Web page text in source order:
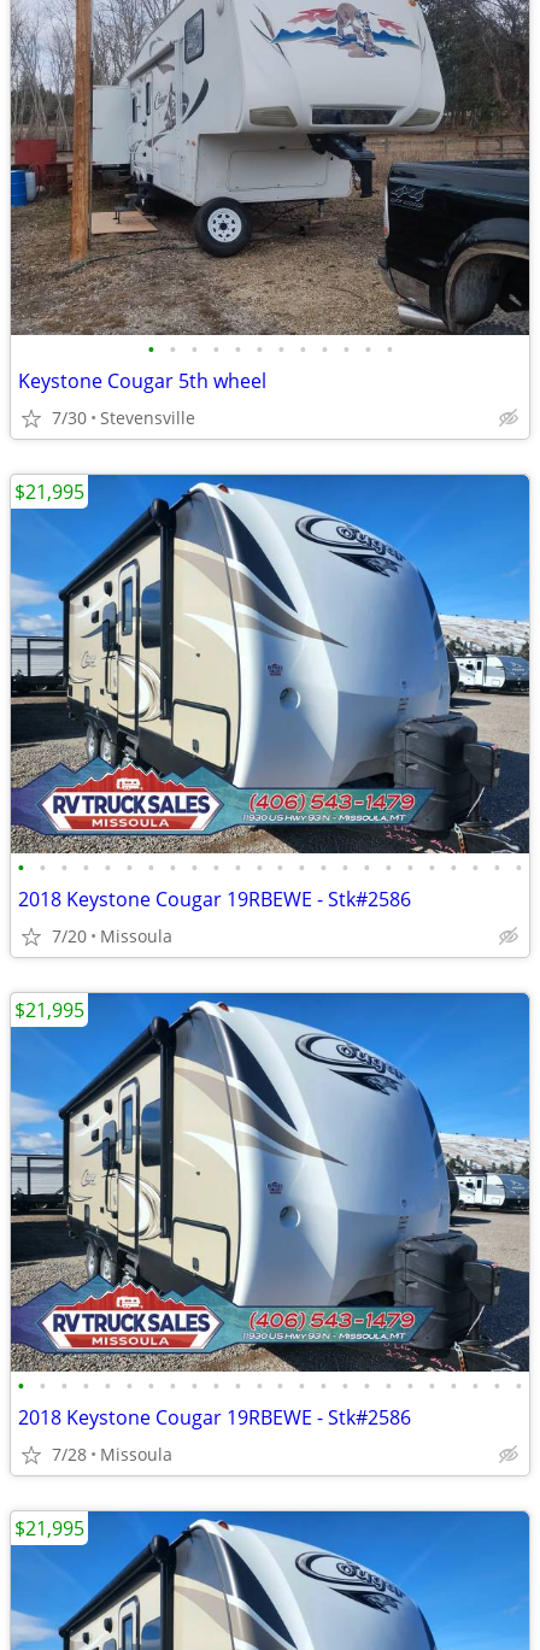
• • • • • • • • • • • •
Keystone Cougar 5th wheel
7/30 Stevensville
• • • • • • • • • • • • • • • • • • • • • • • •
2018 Keystone Cougar 19RBEWE - Stk#2586
7/20 Missoula
$21,995
• • • • • • • • • • • • • • • • • • • • • • • •
2018 Keystone Cougar 19RBEWE - Stk#2586
7/28 Missoula
$21,995
$21,995